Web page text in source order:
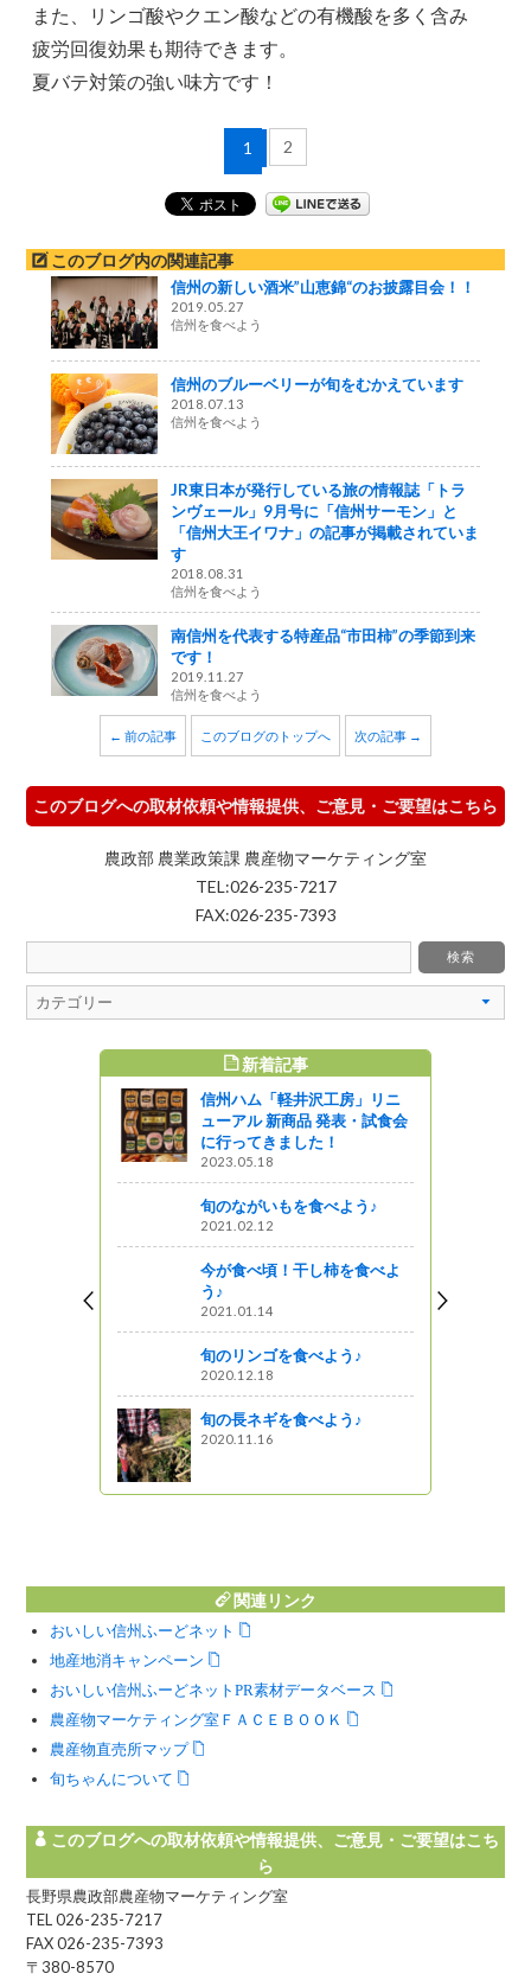
また、リンゴ酸やクエン酸などの有機酸を多く含み
疲労回復効果も期待できます。
夏バテ対策の強い味方です！
1 2
このブログ内の関連記事
信州の新しい酒米”山恵錦“のお披露目会！！
2019.05.27
信州を食べよう
信州のブルーベリーが旬をむかえています
2018.07.13
信州を食べよう
JR東日本が発行している旅の情報誌「トラ
ンヴェール」9月号に「信州サーモン」と
「信州大王イワナ」の記事が掲載されていま
す
2018.08.31
信州を食べよう
南信州を代表する特産品“市田柿”の季節到来
です！
2019.11.27
信州を食べよう
← 前の記事 このブログのトップへ 次の記事 →
このブログへの取材依頼や情報提供、ご意見・ご要望はこちら
農政部 農業政策課 農産物マーケティング室
TEL:026-235-7217
FAX:026-235-7393
新着記事
信州ハム「軽井沢工房」リニ
ューアル 新商品 発表・試食会
に行ってきました！
2023.05.18
旬のながいもを食べよう♪
2021.02.12
今が食べ頃！干し柿を食べよ
う♪
2021.01.14
旬のリンゴを食べよう♪
2020.12.18
旬の長ネギを食べよう♪
2020.11.16
関連リンク
おいしい信州ふーどネット
地産地消キャンペーン
おいしい信州ふーどネットPR素材データベース
農産物マーケティング室ＦＡＣＥＢＯＯＫ
農産物直売所マップ
旬ちゃんについて
このブログへの取材依頼や情報提供、ご意見・ご要望はこち
ら
長野県農政部農産物マーケティング室
TEL 026-235-7217
FAX 026-235-7393
〒380-8570